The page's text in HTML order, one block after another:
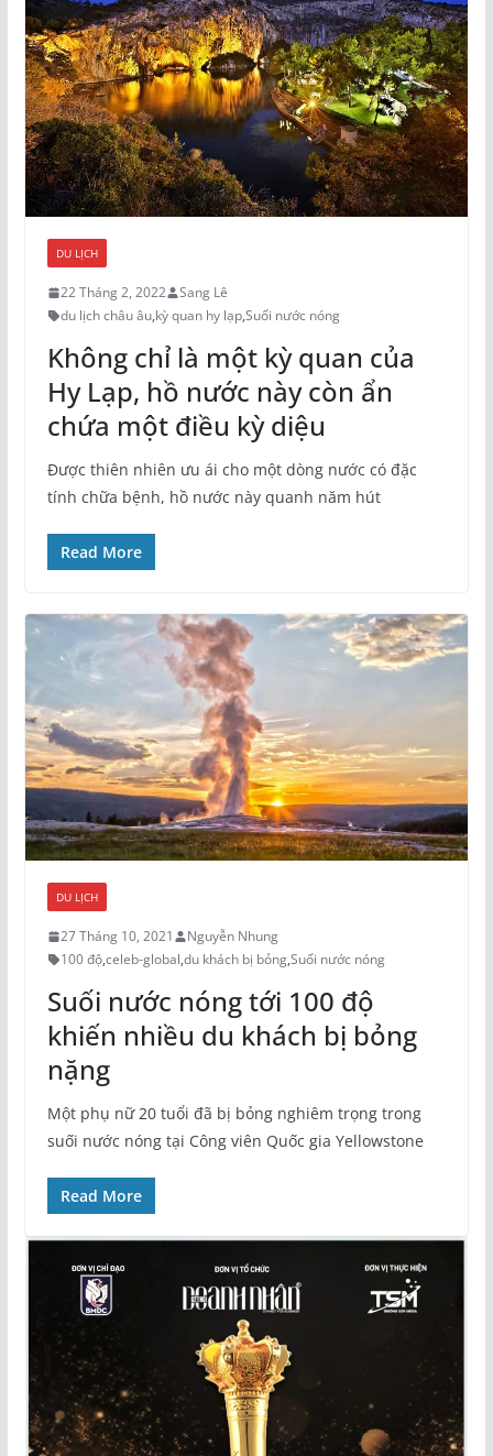
DU LỊCH
22 Tháng 2, 2022
Sang Lê
du lịch châu âu,kỳ quan hy lạp,Suối nước nóng
Không chỉ là một kỳ quan của
Hy Lạp, hồ nước này còn ẩn
chứa một điều kỳ diệu
Được thiên nhiên ưu ái cho một dòng nước có đặc
tính chữa bệnh, hồ nước này quanh năm hút
Read More
DU LỊCH
27 Tháng 10, 2021
Nguyễn Nhung
100 độ,celeb-global,du khách bị bỏng,Suối nước nóng
Suối nước nóng tới 100 độ
khiến nhiều du khách bị bỏng
nặng
Một phụ nữ 20 tuổi đã bị bỏng nghiêm trọng trong
suối nước nóng tại Công viên Quốc gia Yellowstone
Read More